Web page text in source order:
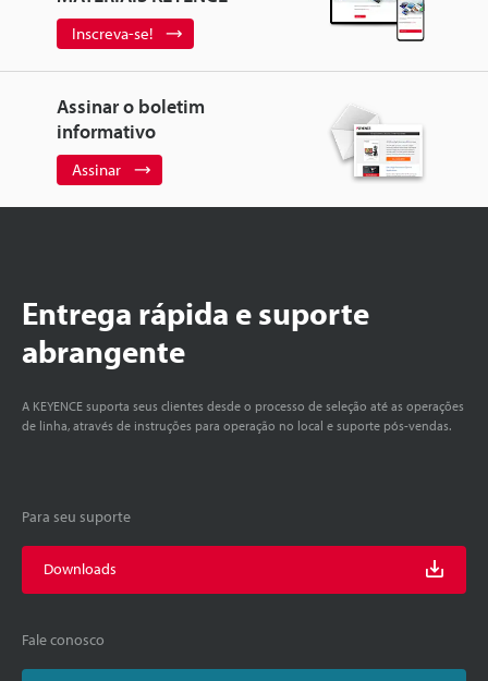
Inscreva-se!
Assinar o boletim
informativo
Assinar
Entrega rápida e suporte
abrangente
A KEYENCE suporta seus clientes desde o processo de seleção até as operações
de linha, através de instruções para operação no local e suporte pós-vendas.
Para seu suporte
Downloads
Fale conosco